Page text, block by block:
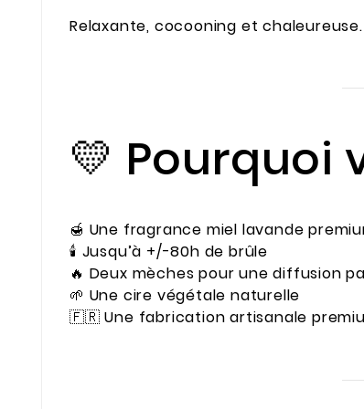
Relaxante, cocooning et chaleureuse.
💛 Pourquoi
🍯 Une fragrance miel lavande
🕯️ Jusqu’à +/-80h de brûle
🔥 Deux mèches pour une diffusion
🌱 Une cire végétale naturelle
🇫🇷 Une fabrication artisanale